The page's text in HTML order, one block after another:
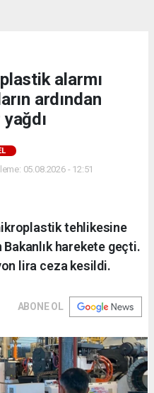
alarmı
ardından
05.08.2026 - 12:51
tehlikesine
Bakanlık harekete geçti.
lira ceza kesildi.
ABONE OL